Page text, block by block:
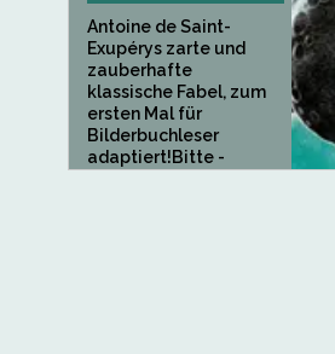
Antoine de Saint-
Exupérys zarte und
zauberhafte
klassische Fabel, zum
ersten Mal für
Bilderbuchleser
adaptiert!Bitte -